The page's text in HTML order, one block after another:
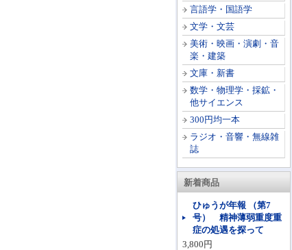
言語学・国語学
文学・文芸
美術・映画・演劇・音
楽・建築
文庫・新書
数学・物理学・採鉱・
他サイエンス
300円均一本
ラジオ・音響・無線雑
誌
新着商品
ひゅうが年報 （第7
号） 精神薄弱重度重
症の処遇を探って
3,800円